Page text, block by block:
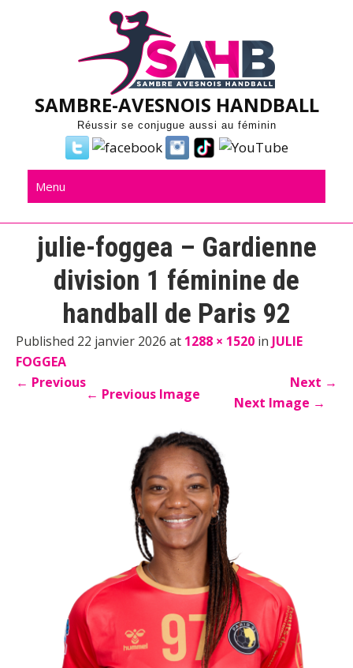
SAMBRE-AVESNOIS HANDBALL
Réussir se conjugue aussi au féminin
Menu
julie-foggea – Gardienne
division 1 féminine de
handball de Paris 92
Published 22 janvier 2026 at 1288 × 1520 in JULIE
FOGGEA
← Previous Next →
← Previous Image Next Image →